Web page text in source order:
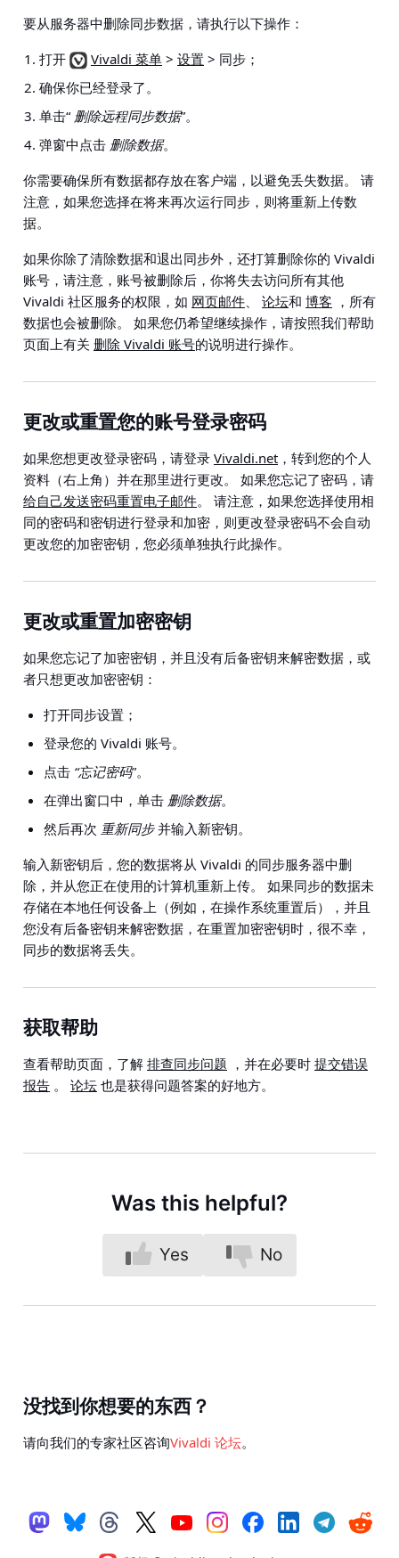
要从服务器中删除同步数据，请执行以下操作：
打开
Vivaldi 菜单 > 设置 > 同步 ；
确保你已经登录了。
单击“ 删除远程同步数据”。
弹窗中点击 删除数据。
你需要确保所有数据都存放在客户端，以避免丢失数据。
请
注意，如果您选择在将来再次运行同步，则将重新上传数
据。
如果你除了清除数据和退出同步外，还打算删除你的 Vivaldi
账号，请注意，账号被删除后，你将失去访问所有其他
Vivaldi 社区服务的权限，如 网页邮件 论坛和 博客 ，所有
数据也会被删除。 如果您仍希望继续操作，请按照我们帮助
页面上有关 删除 Vivaldi 账号的说明进行操作。
更改或重置您的账号登录密码
如果您想更改登录密码，请登录 Vivaldi.net ，转到您的个人
资料（右上角）并在那里进行更改。 如果您忘记了密码，请
给自己发送密码重置电子邮件。 请注意，如果您选择使用相
同的密码和密钥进行登录和加密，则更改登录密码不会自动
更改您的加密密钥，您必须单独执行此操作。
更改或重置加密密钥
如果您忘记了加密密钥，并且没有后备密钥来解密数据，或
者只想更改加密密钥：
打开同步设置；
登录您的 Vivaldi 账号。
点击 “忘记密码”。
在弹出窗口中，单击 删除数据。
然后再次 重新同步并输入新密钥。
输入新密钥后，您的数据将从 Vivaldi 的同步服务器中删
除，并从您正在使用的计算机重新上传。 如果同步的数据未
存储在本地任何设备上（例如，在操作系统重置后），并且
您没有后备密钥来解密数据，在重置加密密钥时，很不幸，
同步的数据将丢失。
获取帮助
查看帮助页面，了解 排查同步问题 ，并在必要时 提交错误
报告 。 论坛 也是获得问题答案的好地方。
Was this helpful?
Yes No
没找到你想要的东西？
请向我们的专家社区咨询Vivaldi 论坛。